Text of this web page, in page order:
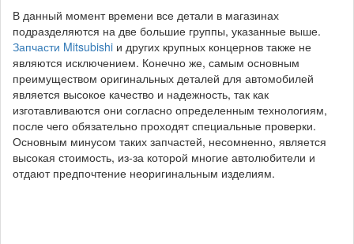
В данный момент времени все детали в магазинах
подразделяются на две большие группы, указанные выше.
Запчасти Mitsubishi и других крупных концернов также не
являются исключением. Конечно же, самым основным
преимуществом оригинальных деталей для автомобилей
является высокое качество и надежность, так как
изготавливаются они согласно определенным технологиям,
после чего обязательно проходят специальные проверки.
Основным минусом таких запчастей, несомненно, является
высокая стоимость, из-за которой многие автолюбители и
отдают предпочтение неоригинальным изделиям.